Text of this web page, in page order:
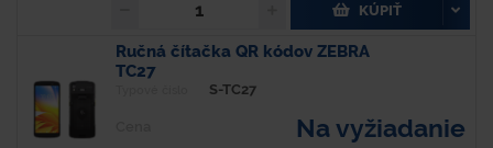
KÚPIŤ
Ručná čítačka QR kódov ZEBRA
TC27
S-TC27
Na vyžiadanie